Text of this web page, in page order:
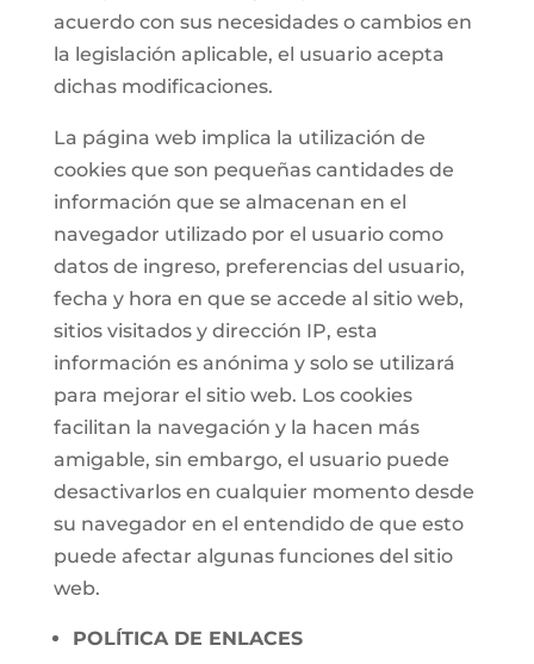
acuerdo con sus necesidades o cambios en
la legislación aplicable, el usuario acepta
dichas modificaciones.
La página web implica la utilización de
cookies que son pequeñas cantidades de
información que se almacenan en el
navegador utilizado por el usuario como
datos de ingreso, preferencias del usuario,
fecha y hora en que se accede al sitio web,
sitios visitados y dirección IP, esta
información es anónima y solo se utilizará
para mejorar el sitio web. Los cookies
facilitan la navegación y la hacen más
amigable, sin embargo, el usuario puede
desactivarlos en cualquier momento desde
su navegador en el entendido de que esto
puede afectar algunas funciones del sitio
web.
POLÍTICA DE ENLACES